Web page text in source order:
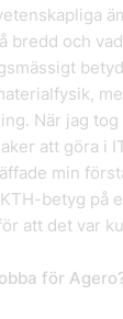
bredd och
När jag
att göra i
min
betyg på
att det var
för